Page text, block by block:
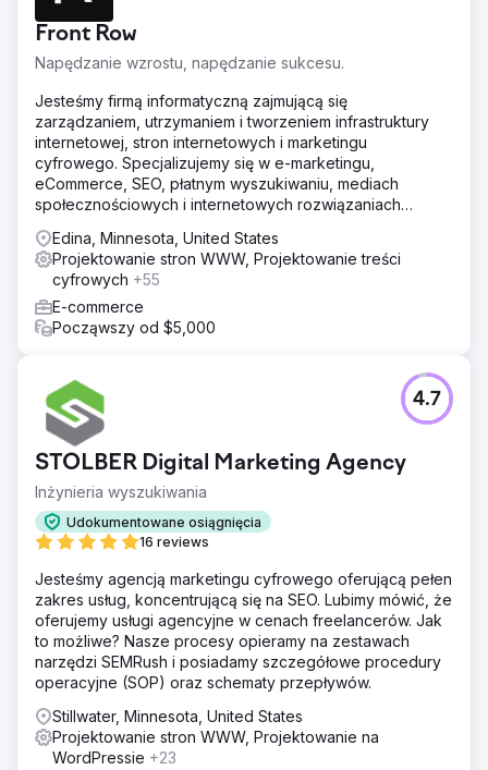
Front Row
Napędzanie wzrostu, napędzanie sukcesu.
Jesteśmy firmą informatyczną zajmującą się
zarządzaniem, utrzymaniem i tworzeniem infrastruktury
internetowej, stron internetowych i marketingu
cyfrowego. Specjalizujemy się w e-marketingu,
eCommerce, SEO, płatnym wyszukiwaniu, mediach
społecznościowych i internetowych rozwiązaniach
Edina, Minnesota, United States
Projektowanie stron WWW, Projektowanie treści
cyfrowych +55
E-commerce
Począwszy od $5,000
STOLBER Digital Marketing Agency
Inżynieria wyszukiwania
Udokumentowane osiągnięcia
16 reviews
4.7
Jesteśmy agencją marketingu cyfrowego oferującą pełen
zakres usług, koncentrującą się na SEO. Lubimy mówić, że
oferujemy usługi agencyjne w cenach freelancerów. Jak
to możliwe? Nasze procesy opieramy na zestawach
narzędzi SEMRush i posiadamy szczegółowe procedury
operacyjne (SOP) oraz schematy przepływów.
Stillwater, Minnesota, United States
Projektowanie stron WWW, Projektowanie na
WordPressie +23